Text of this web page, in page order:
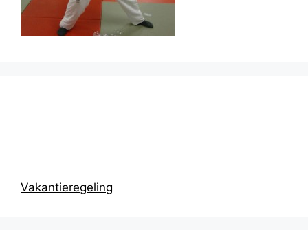
Vakantieregeling